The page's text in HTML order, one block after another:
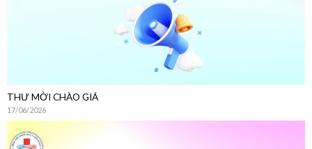
THƯ MỜI CHÀO GIÁ
17/06/2026